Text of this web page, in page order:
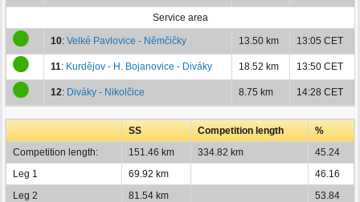
Service area
10: Velké Pavlovice - Němčičky 13.50 km 13:05 CET
11: Kurdějov - H. Bojanovice - Diváky 18.52 km 13:50 CET
12: Diváky - Nikolčice 8.75 km 14:28 CET
SS Competition length
%
Competition length:
151.46 km 334.82 km
45.24
Leg 1
69.92 km
46.16
Leg 2
81.54 km 53.84